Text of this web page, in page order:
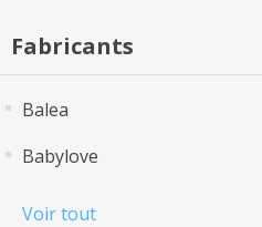
Fabricants
Balea
Babylove
Voir tout